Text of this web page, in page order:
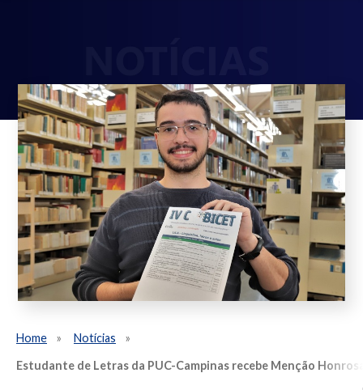
Home
Notícias
Estudante de Letras da PUC-Campinas recebe Menção